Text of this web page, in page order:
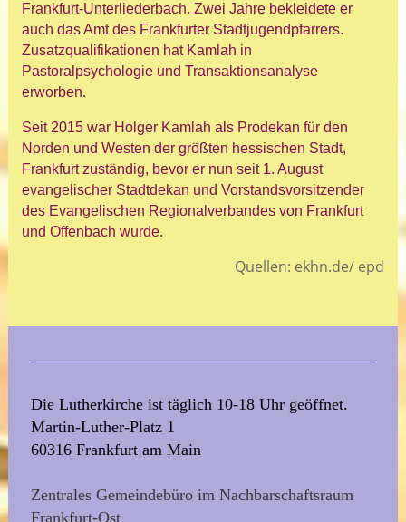
Frankfurt-Unterliederbach. Zwei Jahre bekleidete er
auch das Amt des Frankfurter Stadtjugendpfarrers.
Zusatzqualifikationen hat Kamlah in
Pastoralpsychologie und Transaktionsanalyse
erworben.
Seit 2015 war Holger Kamlah als Prodekan für den
Norden und Westen der größten hessischen Stadt,
Frankfurt zuständig, bevor er nun seit 1. August
evangelischer Stadtdekan und Vorstandsvorsitzender
des Evangelischen Regionalverbandes von Frankfurt
und Offenbach wurde.
Quellen: ekhn.de/ epd
Die Lutherkirche ist täglich 10-18 Uhr geöffnet.
Martin-Luther-Platz 1
60316 Frankfurt am Main
Zentrales Gemeindebüro im Nachbarschaftsraum
Frankfurt-Ost